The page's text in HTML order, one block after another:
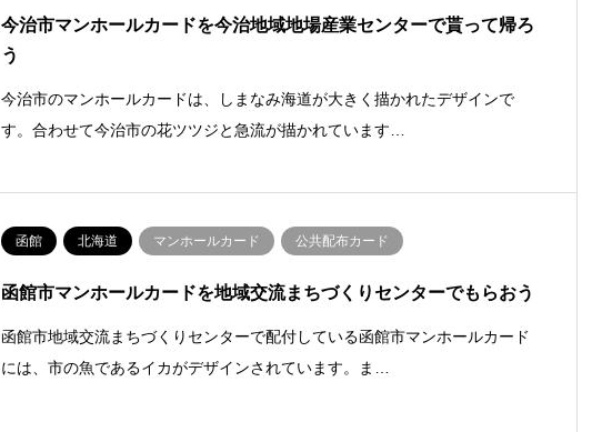
今治市マンホールカードを今治地域地場産業センターで貰って帰ろ
う
今治市のマンホールカードは、しまなみ海道が大きく描かれたデザインで
す。合わせて今治市の花ツツジと急流が描かれています…
函館 北海道 マンホールカード 公共配布カード
函館市マンホールカードを地域交流まちづくりセンターでもらおう
函館市地域交流まちづくりセンターで配付している函館市マンホールカード
には、市の魚であるイカがデザインされています。ま…